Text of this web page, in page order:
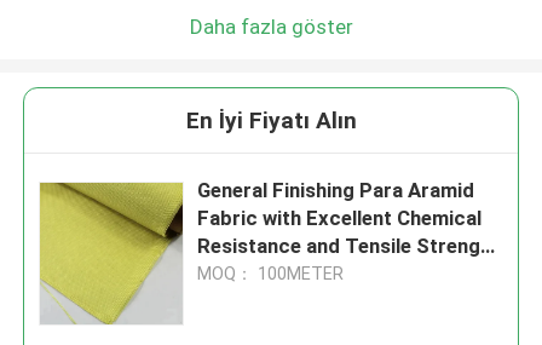
Daha fazla göster
En İyi Fiyatı Alın
General Finishing Para Aramid
Fabric with Excellent Chemical
Resistance and Tensile Strength
≥2000N
MOQ： 100METER